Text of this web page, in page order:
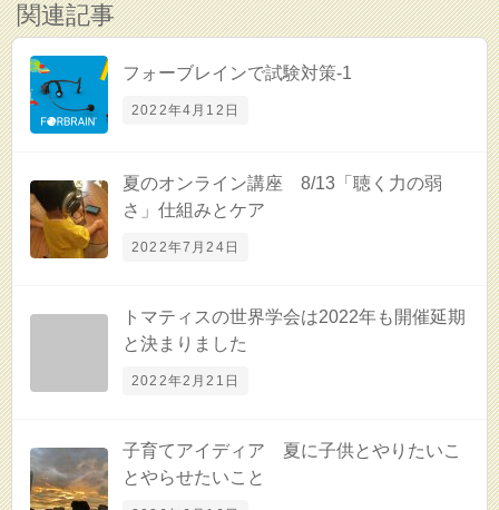
関連記事
フォーブレインで試験対策-1
2022年4月12日
夏のオンライン講座 8/13「聴く力の弱
さ」仕組みとケア
2022年7月24日
トマティスの世界学会は2022年も開催延期
と決まりました
2022年2月21日
子育てアイディア 夏に子供とやりたいこ
とやらせたいこと